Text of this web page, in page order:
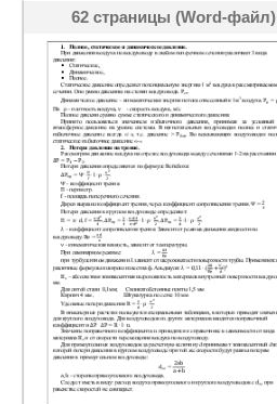
62 страницы (Word-файл)